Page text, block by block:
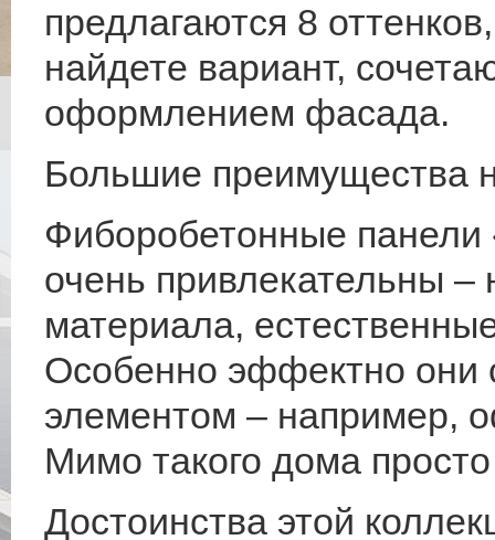
предлагаются 8
найдете вариант,
оформлением фасада.
Большие преимущества
Фиборобетонные
очень привлекательны –
материала,
Особенно эффектно они
элементом – например,
Мимо такого дома
Достоинства этой